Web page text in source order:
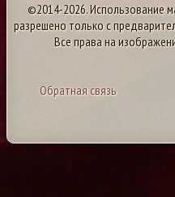
©2014-2026. Использование
разрешено только с
Все права на
Обратная связь